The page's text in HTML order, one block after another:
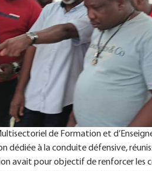
de Formation et
dédiée à la conduite défensive,
avait pour objectif de renforcer les